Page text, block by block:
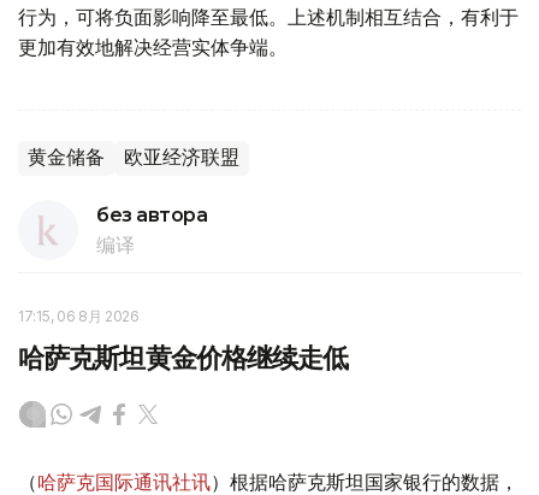
行为，可将负面影响降至最低。上述机制相互结合，有利于
更加有效地解决经营实体争端。
黄金储备 欧亚经济联盟
без автора
编译
17:15, 06 8月 2026
哈萨克斯坦黄金价格继续走低
（哈萨克国际通讯社讯）根据哈萨克斯坦国家银行的数据，